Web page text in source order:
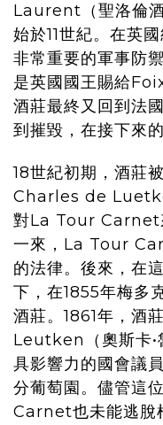
Laurent （聖洛倫
始於11世紀。在英
非常重要的軍事防
是英國國王賜給
酒莊最終又回到法
到摧毀，在接下來
18世紀初期，酒莊
Charles de
對La Tour Carnet
一來， La Tour
的法律。後來，在
下，在1855年梅多
酒莊。1861年，酒
Leutken
（奧斯卡•
具影響力的國會議
分葡萄園。儘管這
Carnet也未能逃脫